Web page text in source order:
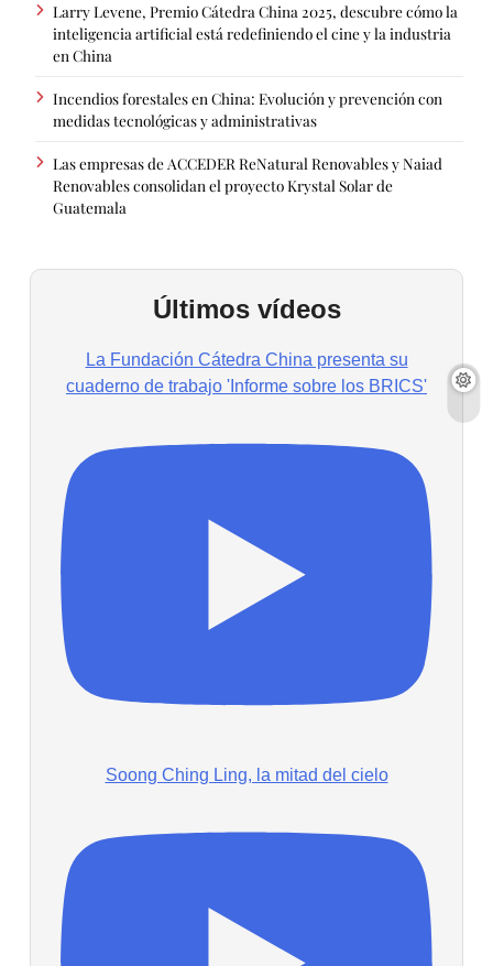
Larry Levene, Premio Cátedra China 2025, descubre cómo la
inteligencia artificial está redefiniendo el cine y la industria
en China
Incendios forestales en China: Evolución y prevención con
medidas tecnológicas y administrativas
Las empresas de ACCEDER ReNatural Renovables y Naiad
Renovables consolidan el proyecto Krystal Solar de
Guatemala
Últimos vídeos
La Fundación Cátedra China presenta su
cuaderno de trabajo 'Informe sobre los BRICS'
Soong Ching Ling, la mitad del cielo